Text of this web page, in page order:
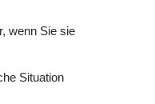
wenn Sie sie
Situation